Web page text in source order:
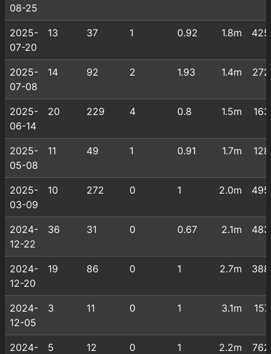
08-25
2025-
07-20
13 37 1 0.92 1.8m
2025-
07-08
14 92 2 1.93 1.4m
2025-
06-14
20 229 4 0.8 1.5m
2025-
05-08
11 49 1 0.91 1.7m
2025-
03-09
10 272 0 1 2.0m
2024-
12-22
36 31 0 0.67 2.1m
2024-
12-20
19 86 0 1 2.7m
2024-
12-05
3 11 0 1 3.1m
2024-
5 12 0 1 2.2m